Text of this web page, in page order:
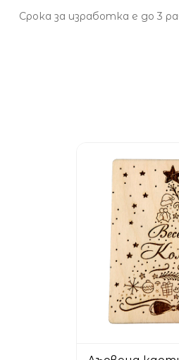
Срока за изработка е до 3